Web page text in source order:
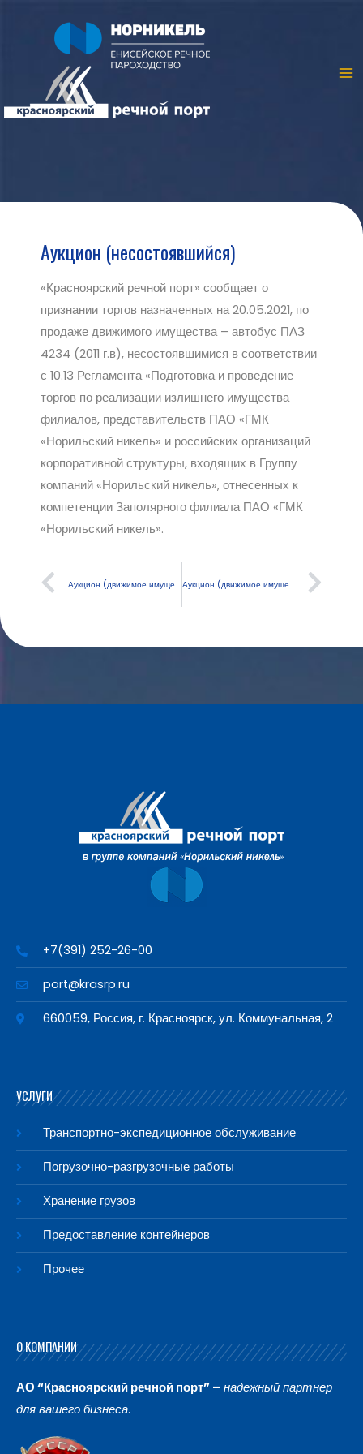
Аукцион (несостоявшийся)
«Красноярский речной порт» сообщает о
признании торгов назначенных на 20.05.2021, по
продаже движимого имущества – автобус ПАЗ
4234 (2011 г.в), несостоявшимися в соответствии
с 10.13 Регламента «Подготовка и проведение
торгов по реализации излишнего имущества
филиалов, представительств ПАО «ГМК
«Норильский никель» и российских организаций
корпоративной структуры, входящих в Группу
компаний «Норильский никель», отнесенных к
компетенции Заполярного филиала ПАО «ГМК
«Норильский никель».
Аукцион (движимое имущество) Аукцион (движимое имущество)
+7(391) 252-26-00
port@krasrp.ru
660059, Россия, г. Красноярск, ул. Коммунальная, 2
УСЛУГИ
Транспортно-экспедиционное обслуживание
Погрузочно-разгрузочные работы
Хранение грузов
Предоставление контейнеров
Прочее
О КОМПАНИИ
АО “Красноярский речной порт” – надежный партнер
для вашего бизнеса.